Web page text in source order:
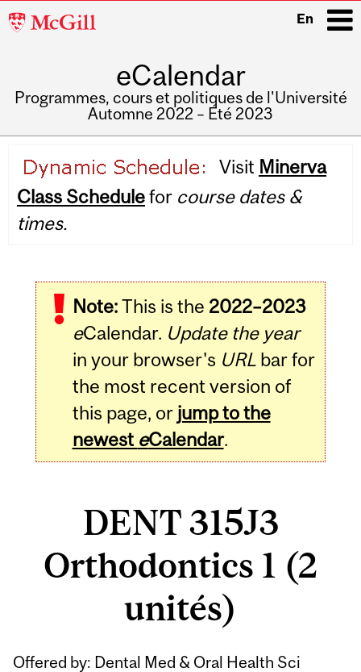
McGill
En
eCalendar
Programmes, cours et politiques de l'Université
Automne 2022 – Été 2023
navigation
Visit Minerva
Class Schedulefor course dates &
times.
Note:This is the 2022–2023
eCalendar. Update the year
in your browser's URLbar for
the most recent version of
this page, or jump to the
newest eCalendar.
DENT 315J3
Orthodontics 1 (2
unités)
Offered by: Dental Med & Oral Health Sci
Related